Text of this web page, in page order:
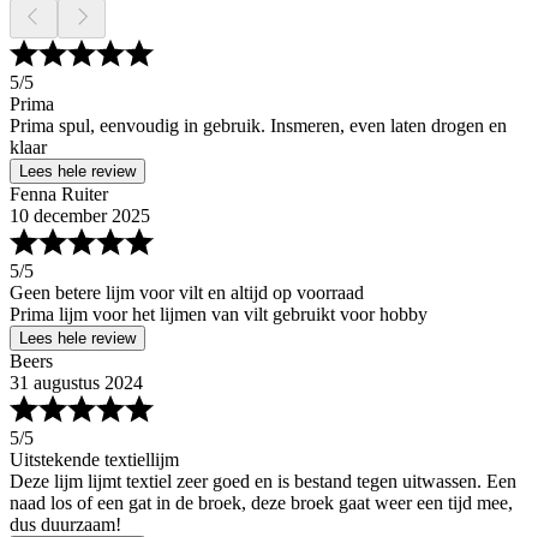
5/5
Prima
Prima spul, eenvoudig in gebruik. Insmeren, even laten drogen en
klaar
Lees hele review
Fenna Ruiter
10 december 2025
5/5
Geen betere lijm voor vilt en altijd op voorraad
Prima lijm voor het lijmen van vilt gebruikt voor hobby
Lees hele review
Beers
31 augustus 2024
5/5
Uitstekende textiellijm
Deze lijm lijmt textiel zeer goed en is bestand tegen uitwassen. Een
naad los of een gat in de broek, deze broek gaat weer een tijd mee,
dus duurzaam!